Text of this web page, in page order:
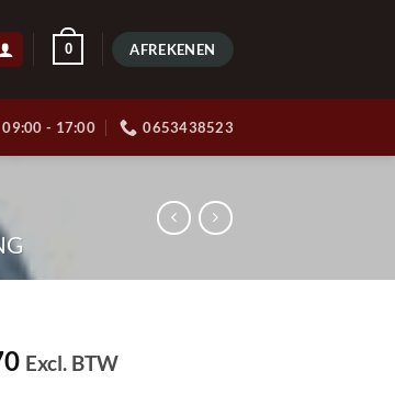
0 AFREKENEN
09:00 - 17:00 0653438523
Excl. BTW